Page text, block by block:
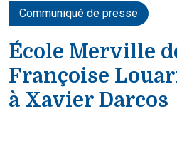
Communiqué de presse
École Merville
Françoise
à Xavier Darcos